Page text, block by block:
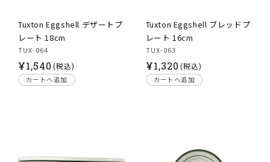
Tuxton Eggshell デザートプ
レート 18cm
TUX-064
通
常
¥1,540 (税込)
カートへ追加
Tuxton Eggshell ブレッドプ
レート 16cm
TUX-063
通
常
¥1,320 (税込)
カートへ追加